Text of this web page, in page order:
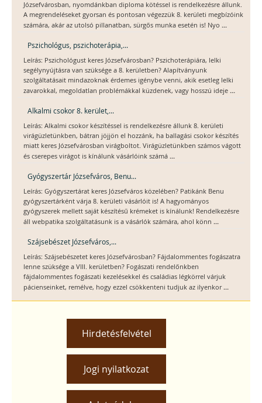
Józsefvárosban, nyomdánkban diploma kötéssel is rendelkezésre állunk.
A megrendeléseket gyorsan és pontosan végezzük 8. kerületi megbízóink
számára, akár az utolsó pillanatban, sürgős munka esetén is! Nyo ...
Pszichológus, pszichoterápia,...
Leírás: Pszichológust keres Józsefvárosban? Pszichoterápiára, lelki
segélynyújtásra van szüksége a 8. kerületben? Alapítványunk
szolgáltatásait mindazoknak érdemes igénybe venni, akik esetleg lelki
zavarokkal, megoldatlan problémákkal küzdenek, vagy hosszú ideje ...
Alkalmi csokor 8. kerület,...
Leírás: Alkalmi csokor készítéssel is rendelkezésre állunk 8. kerületi
virágüzletünkben, bátran jöjjön el hozzánk, ha ballagási csokor készítés
miatt keres Józsefvárosban virágboltot. Virágüzletünkben számos vágott
és cserepes virágot is kínálunk vásárlóink számá ...
Gyógyszertár Józsefváros, Benu...
Leírás: Gyógyszertárat keres Józsefváros közelében? Patikánk Benu
gyógyszertárként várja 8. kerületi vásárlóit is! A hagyományos
gyógyszerek mellett saját készítésű krémeket is kínálunk! Rendelkezésre
áll webpatika szolgáltatásunk is a vásárlók számára, ahol könn ...
Szájsebészet Józsefváros,...
Leírás: Szájsebészetet keres Józsefvárosban? Fájdalommentes fogászatra
lenne szüksége a VIII. kerületben? Fogászati rendelőnkben
fájdalommentes fogászati kezelésekkel és családias légkörrel várjuk
pácienseinket, remélve, hogy ezzel csökkenteni tudjuk az ilyenkor...
Hirdetésfelvétel
Jogi nyilatkozat